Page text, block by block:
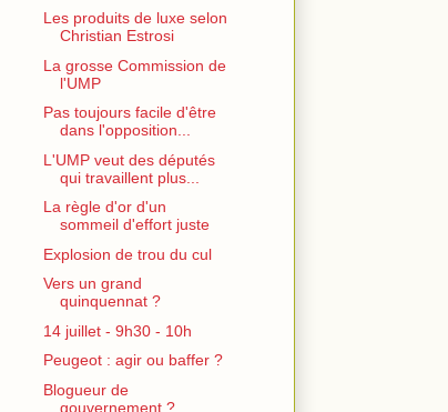
Les produits de luxe selon
Christian Estrosi
La grosse Commission de
l'UMP
Pas toujours facile d'être
dans l'opposition...
L'UMP veut des députés
qui travaillent plus...
La règle d'or d'un
sommeil d'effort juste
Explosion de trou du cul
Vers un grand
quinquennat ?
14 juillet - 9h30 - 10h
Peugeot : agir ou baffer ?
Blogueur de
gouvernement ?